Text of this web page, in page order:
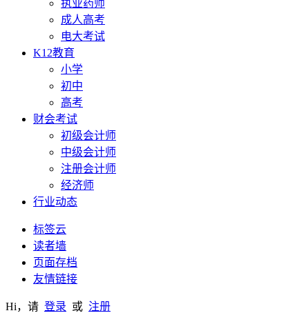
执业药师
成人高考
电大考试
K12教育
小学
初中
高考
财会考试
初级会计师
中级会计师
注册会计师
经济师
行业动态
标签云
读者墙
页面存档
友情链接
Hi，请 登录 或 注册